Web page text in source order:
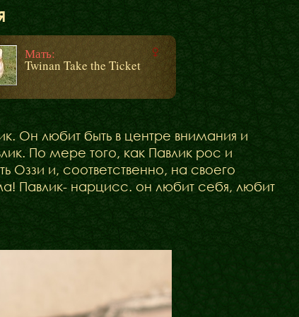
Мать:
Twinan Take the Ticket
Он любит быть в центре внимания и
По мере того, как Павлик рос и
и, соответственно, на своего
Павлик- нарцисс. он любит себя, любит